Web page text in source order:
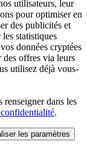
utilisateurs, leur
pour optimiser en
des publicités et
statistiques
données cryptées
des offres via leurs
utilisez déjà vous-
dans les
.
les paramètres